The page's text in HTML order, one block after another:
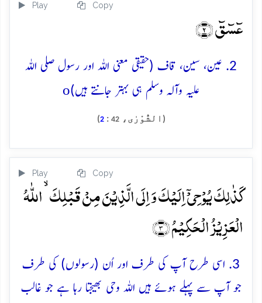
Play Copy
عٓسٓقٓ ﴿۲﴾
2. عین، سین، قاف (حقیقی معنی اللہ اور رسول صلی اللہ
علیہ وآلہ وسلم ہی بہتر جانتے ہیں)o
(الشُّوْرٰی،42
:
2
)
Play Copy
کَذٰلِکَ یُوۡحِیۡۤ اِلَیۡکَ وَ اِلَی الَّذِیۡنَ مِنۡ قَبۡلِکَ ۙ اللّٰہُ
الۡعَزِیۡزُ الۡحَکِیۡمُ ﴿۳﴾
3. اسی طرح آپ کی طرف اور اُن (رسولوں) کی طرف
جو آپ سے پہلے ہوئے ہیں اللہ وحی بھیجتا رہا ہے جو غالب